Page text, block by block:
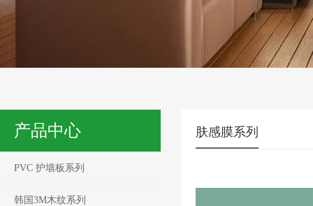
产品中心
PVC 护墙板系列
韩国3M木纹系列
肤感膜系列